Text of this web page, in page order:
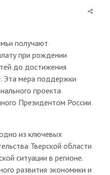
получают
при рождении
до достижения
Эта мера поддержки
проекта
Президентом России
из ключевых
Тверской области
ситуации в регионе.
развития экономики и